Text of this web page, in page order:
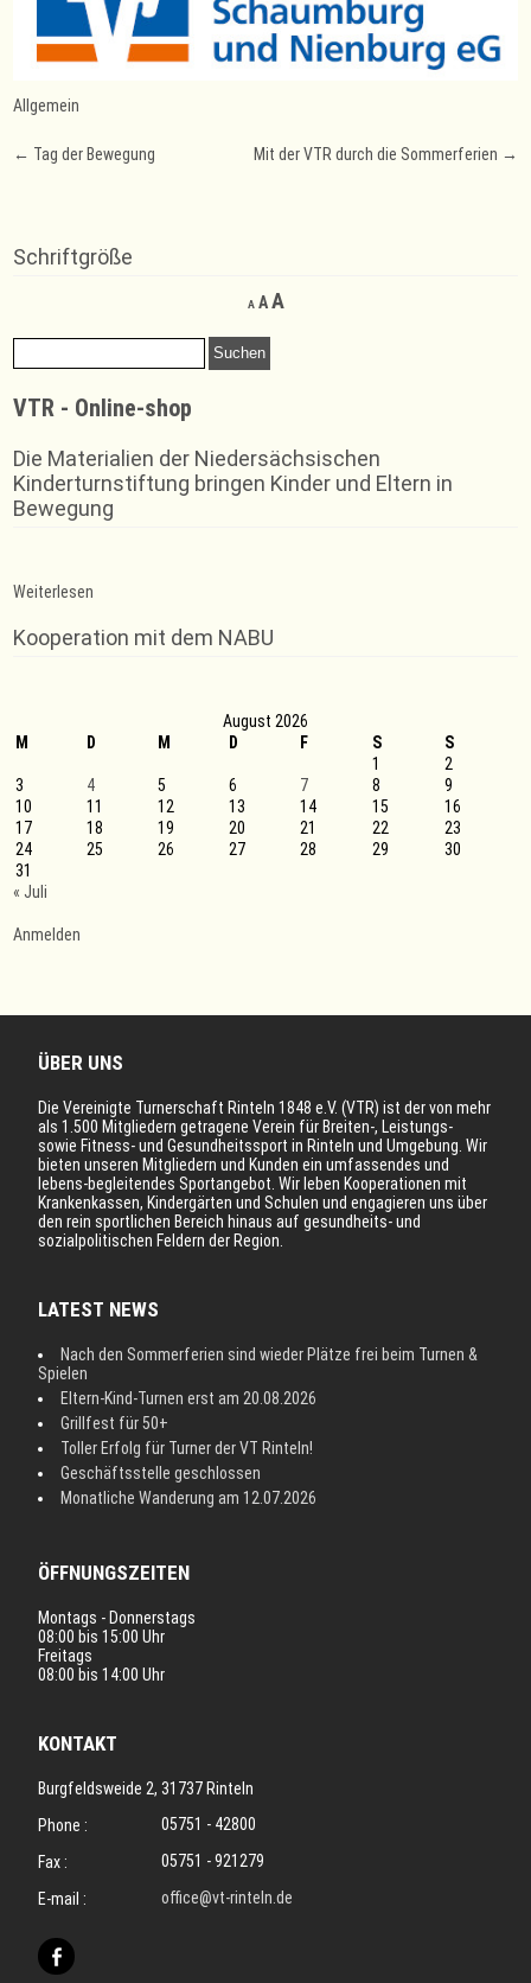
Allgemein
Post
← Tag der Bewegung Mit der VTR durch die Sommerferien →
Schriftgröße
A
Decrease
font
AReset
size.
AIncrease
Suchen
nach:
VTR - Online-shop
Die Materialien der Niedersächsischen
Kinderturnstiftung bringen Kinder und Eltern in
Bewegung
Weiterlesen
der
Bewegung
Kooperation mit dem NABU
August 2026
M
D M D F S
S
1
2
3
4 5 6 7 8
9
10
11 12 13 14 15
16
17
18 19 20 21 22
23
24
25 26 27 28 29
30
31
« Juli
Anmelden
ÜBER UNS
Die Vereinigte Turnerschaft Rinteln 1848 e.V. (VTR) ist der von mehr
als 1.500 Mitgliedern getragene Verein für Breiten-, Leistungs-
sowie Fitness- und Gesundheitssport in Rinteln und Umgebung. Wir
bieten unseren Mitgliedern und Kunden ein umfassendes und
lebens-begleitendes Sportangebot. Wir leben Kooperationen mit
Krankenkassen, Kindergärten und Schulen und engagieren uns über
den rein sportlichen Bereich hinaus auf gesundheits- und
sozialpolitischen Feldern der Region.
LATEST NEWS
Nach den Sommerferien sind wieder Plätze frei beim Turnen &
Spielen
Eltern-Kind-Turnen erst am 20.08.2026
Grillfest für 50+
Toller Erfolg für Turner der VT Rinteln!
Geschäftsstelle geschlossen
Monatliche Wanderung am 12.07.2026
ÖFFNUNGSZEITEN
Montags - Donnerstags
08:00 bis 15:00 Uhr
Freitags
08:00 bis 14:00 Uhr
KONTAKT
Burgfeldsweide 2, 31737 Rinteln
Phone :
05751 - 42800
Fax :
05751 - 921279
E-mail :
office@vt-rinteln.de